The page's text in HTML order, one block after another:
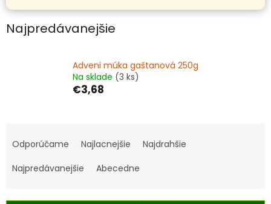
Najpredávanejšie
Adveni múka gaštanová 250g
Na sklade (3 ks)
€3,68
a
e
Odporúčame Najlacnejšie
Najdrahšie
Najpredávanejšie
Abecedne